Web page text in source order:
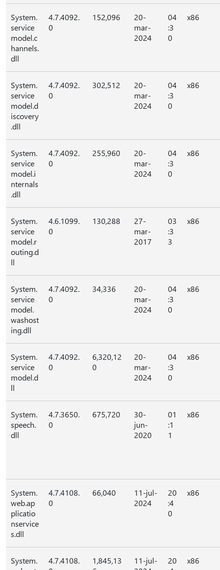
System.
service
model.c
hannels.
dll
4.7.4092.
0
152,096
20-
mar-
2024
04
:3
0
x86
System.
service
model.d
iscovery
.dll
4.7.4092.
0
302,512
20-
mar-
2024
04
:3
0
x86
System.
service
model.i
nternals
.dll
4.7.4092.
0
255,960
20-
mar-
2024
04
:3
0
x86
System.
service
model.r
outing.d
ll
4.6.1099.
0
130,288
27-
mar-
2017
03
:3
3
x86
System.
service
model.
washost
ing.dll
4.7.4092.
0
34,336
20-
mar-
2024
04
:3
0
x86
System.
service
model.d
ll
4.7.4092.
0
6,320,12
0
20-
mar-
2024
04
:3
0
x86
System.
speech.
dll
4.7.3650.
0
675,720
30-
jun-
2020
01
:1
1
x86
System.
web.ap
plicatio
nservice
s.dll
4.7.4108.
0
66,040
11-jul-
2024
20
:4
0
x86
System.
4.7.4108.
1,845,13
11-jul-
20
x86